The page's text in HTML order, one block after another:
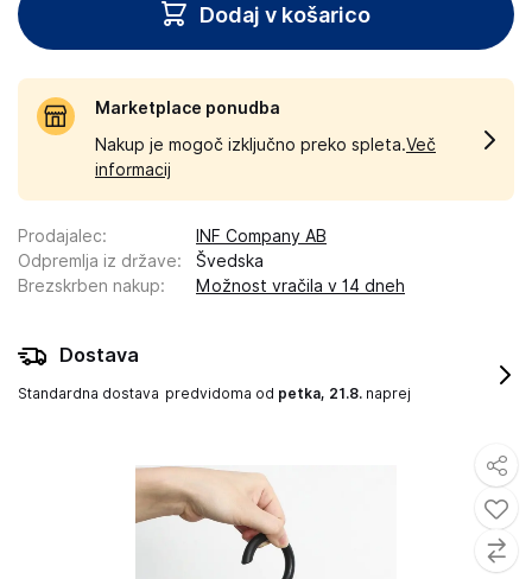
Dodaj v košarico
Marketplace ponudba
Nakup je mogoč izključno preko spleta.Več
informacij
Prodajalec:
INF Company AB
Odpremlja iz države:
Švedska
Brezskrben nakup: Možnost vračila v 14 dneh
Dostava
Standardna dostava predvidoma od petka, 21.8. naprej